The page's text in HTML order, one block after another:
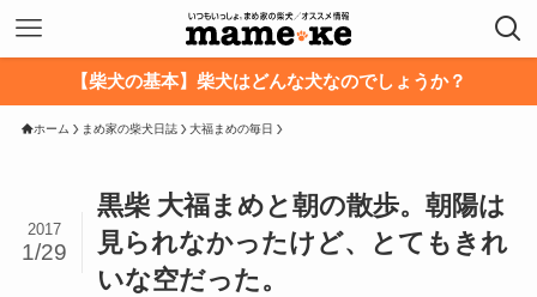
【柴犬の基本】柴犬はどんな犬なのでしょうか？
ホーム まめ家の柴犬日誌 大福まめの毎日
黒柴 大福まめと朝の散歩。朝陽は
見られなかったけど、とてもきれ
いな空だった。
2017
1/29